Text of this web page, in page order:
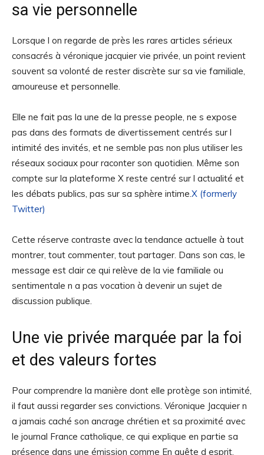
sa vie personnelle
Lorsque l on regarde de près les rares articles sérieux
consacrés à véronique jacquier vie privée, un point revient
souvent sa volonté de rester discrète sur sa vie familiale,
amoureuse et personnelle.
Elle ne fait pas la une de la presse people, ne s expose
pas dans des formats de divertissement centrés sur l
intimité des invités, et ne semble pas non plus utiliser les
réseaux sociaux pour raconter son quotidien. Même son
compte sur la plateforme X reste centré sur l actualité et
les débats publics, pas sur sa sphère intime.X (formerly
Twitter)
Cette réserve contraste avec la tendance actuelle à tout
montrer, tout commenter, tout partager. Dans son cas, le
message est clair ce qui relève de la vie familiale ou
sentimentale n a pas vocation à devenir un sujet de
discussion publique.
Une vie privée marquée par la foi
et des valeurs fortes
Pour comprendre la manière dont elle protège son intimité,
il faut aussi regarder ses convictions. Véronique Jacquier n
a jamais caché son ancrage chrétien et sa proximité avec
le journal France catholique, ce qui explique en partie sa
présence dans une émission comme En quête d esprit.